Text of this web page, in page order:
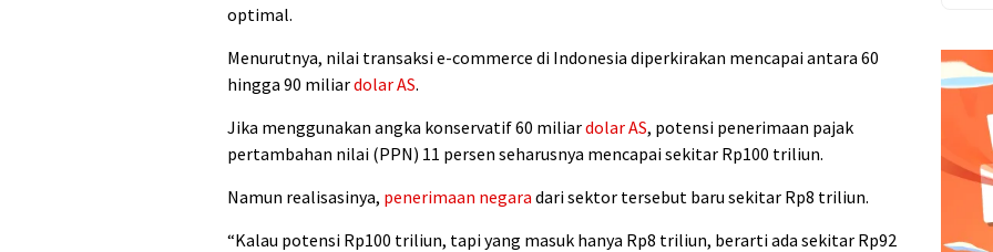
optimal.
Menurutnya, nilai transaksi e-commerce di Indonesia diperkirakan mencapai antara 60
hingga 90 miliardolar AS.
Jika menggunakan angka konservatif 60 miliardolar AS, potensi penerimaan pajak
pertambahan nilai (PPN) 11 persen seharusnya mencapai sekitar Rp100 triliun.
Namun realisasinya, penerimaan negara dari sektor tersebut baru sekitar Rp8 triliun.
“Kalau potensi Rp100 triliun, tapi yang masuk hanya Rp8 triliun, berarti ada sekitar Rp92